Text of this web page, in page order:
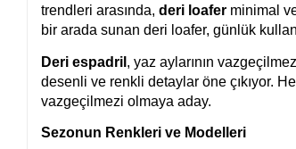
trendleri arasında,deri loafer minimal
bir arada sunan deri loafer, günlük
Deri espadril , yaz aylarının
desenli ve renkli detaylar öne çıkıyor.
vazgeçilmezi olmaya aday.
Sezonun Renkleri ve Modelleri